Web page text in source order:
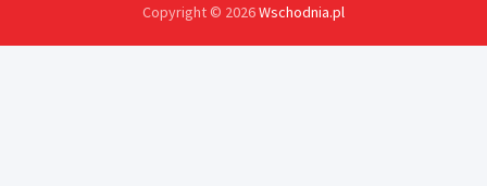
Copyright © 2026Wschodnia.pl